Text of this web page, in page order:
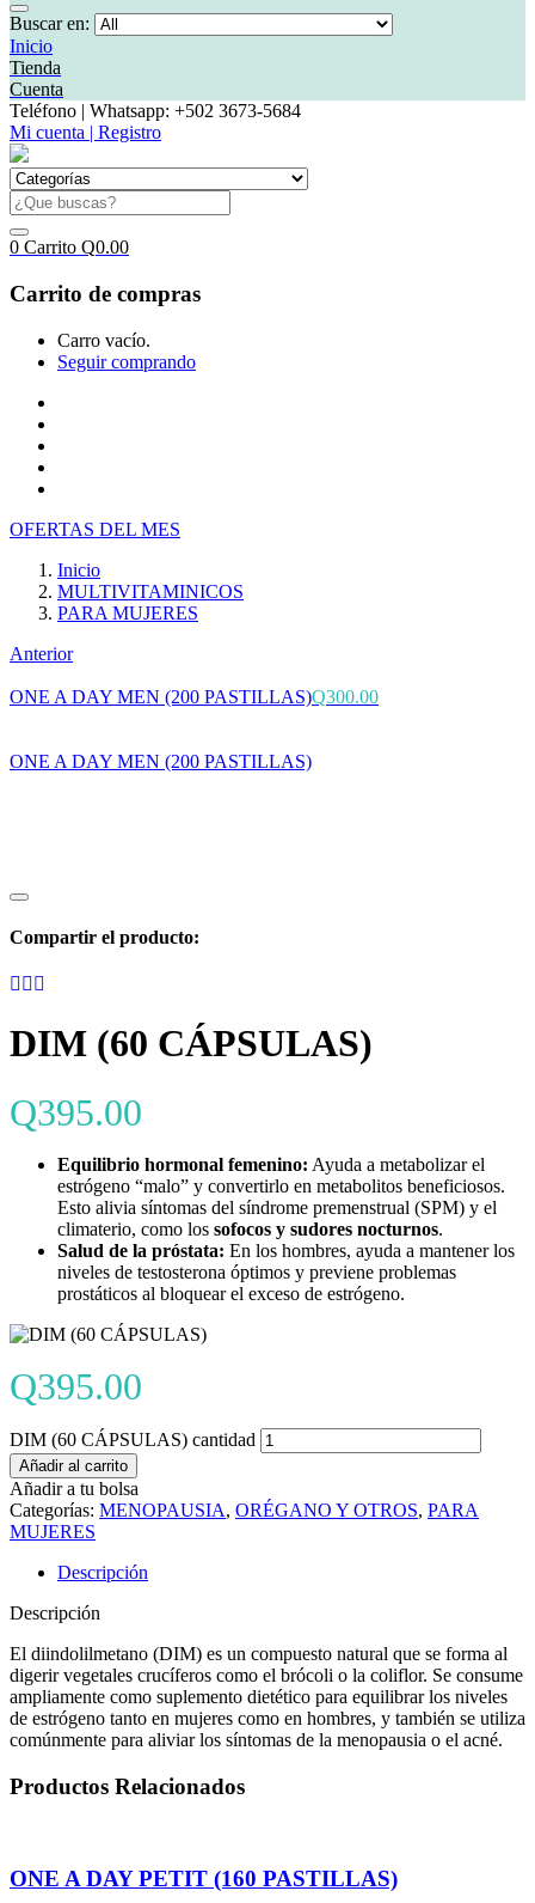
Buscar en:
Inicio
Tienda
Cuenta
Teléfono | Whatsapp: +502 3673-5684
Mi cuenta | Registro
0 Carrito Q0.00
Carrito de compras
Carro vacío.
Seguir comprando
OFERTAS DEL MES
Inicio
MULTIVITAMINICOS
PARA MUJERES
Anterior
ONE A DAY MEN (200 PASTILLAS)Q300.00
ONE A DAY MEN (200 PASTILLAS)
Compartir el producto:
DIM (60 CÁPSULAS)
Q395.00
Equilibrio hormonal femenino: Ayuda a metabolizar el
estrógeno “malo” y convertirlo en metabolitos beneficiosos.
Esto alivia síntomas del síndrome premenstrual (SPM) y el
climaterio, como los sofocos y sudores nocturnos.
Salud de la próstata: En los hombres, ayuda a mantener los
niveles de testosterona óptimos y previene problemas
prostáticos al bloquear el exceso de estrógeno.
Q395.00
DIM (60 CÁPSULAS) cantidad
Añadir al carrito
Añadir a tu bolsa
Categorías: MENOPAUSIA, ORÉGANO Y OTROS, PARA
MUJERES
Descripción
Descripción
El diindolilmetano (DIM) es un compuesto natural que se forma al
digerir vegetales crucíferos como el brócoli o la coliflor. Se consume
ampliamente como suplemento dietético para equilibrar los niveles
de estrógeno tanto en mujeres como en hombres, y también se utiliza
comúnmente para aliviar los síntomas de la menopausia o el acné.
Productos Relacionados
ONE A DAY PETIT (160 PASTILLAS)